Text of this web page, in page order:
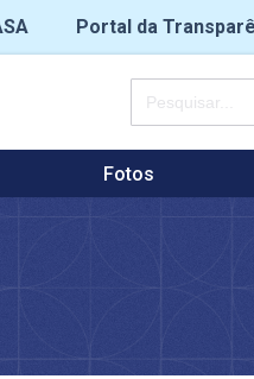
Portal da
Fotos